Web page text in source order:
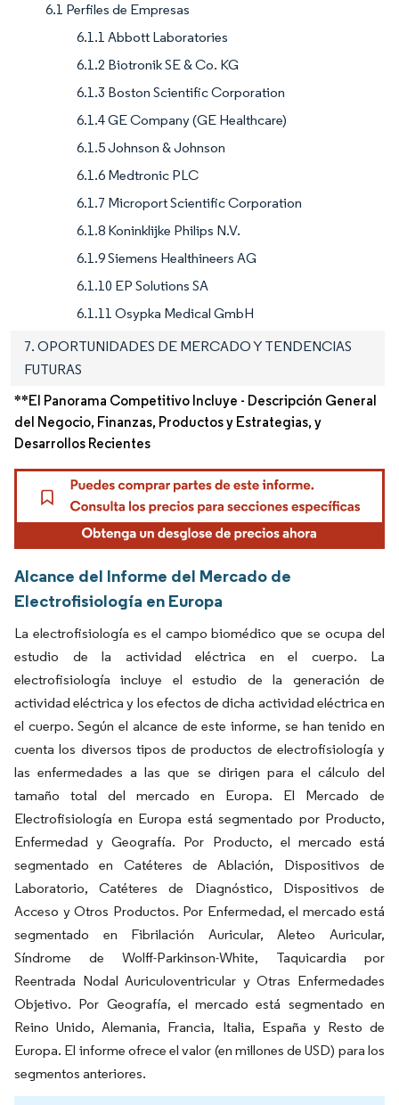
6.1 Perfiles de Empresas
6.1.1 Abbott Laboratories
6.1.2 Biotronik SE & Co. KG
6.1.3 Boston Scientific Corporation
6.1.4 GE Company (GE Healthcare)
6.1.5 Johnson & Johnson
6.1.6 Medtronic PLC
6.1.7 Microport Scientific Corporation
6.1.8 Koninklijke Philips N.V.
6.1.9 Siemens Healthineers AG
6.1.10 EP Solutions SA
6.1.11 Osypka Medical GmbH
7. OPORTUNIDADES DE MERCADO Y TENDENCIAS
FUTURAS
**El Panorama Competitivo Incluye - Descripción General
del Negocio, Finanzas, Productos y Estrategias, y
Desarrollos Recientes
Alcance del Informe del Mercado de
Electrofisiología en Europa
La electrofisiología es el campo biomédico que se ocupa del
estudio de la actividad eléctrica en el cuerpo. La
electrofisiología incluye el estudio de la generación de
actividad eléctrica y los efectos de dicha actividad eléctrica en
el cuerpo. Según el alcance de este informe, se han tenido en
cuenta los diversos tipos de productos de electrofisiología y
las enfermedades a las que se dirigen para el cálculo del
tamaño total del mercado en Europa. El Mercado de
Electrofisiología en Europa está segmentado por Producto,
Enfermedad y Geografía. Por Producto, el mercado está
segmentado en Catéteres de Ablación, Dispositivos de
Laboratorio, Catéteres de Diagnóstico, Dispositivos de
Acceso y Otros Productos. Por Enfermedad, el mercado está
segmentado en Fibrilación Auricular, Aleteo Auricular,
Síndrome de Wolff-Parkinson-White, Taquicardia por
Reentrada Nodal Auriculoventricular y Otras Enfermedades
Objetivo. Por Geografía, el mercado está segmentado en
Reino Unido, Alemania, Francia, Italia, España y Resto de
Europa. El informe ofrece el valor (en millones de USD) para los
segmentos anteriores.